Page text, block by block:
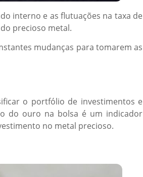
interno e as flutuações na taxa de
precioso metal.
mudanças para tomarem as
o portfólio de investimentos e
do ouro na bolsa é um indicador
no metal precioso.